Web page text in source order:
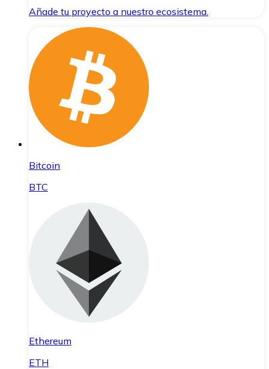
Añade tu proyecto a nuestro ecosistema.
Bitcoin
BTC
Ethereum
ETH